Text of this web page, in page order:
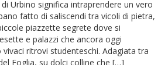
Urbino significa intraprendere un vero
fatto di saliscendi tra vicoli di pietra,
piazzette segrete dove si
e palazzi che ancora oggi
vivaci ritrovi studenteschi. Adagiata tra
Foglia, su dolci colline che […]